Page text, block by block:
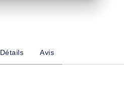
Détails Avis